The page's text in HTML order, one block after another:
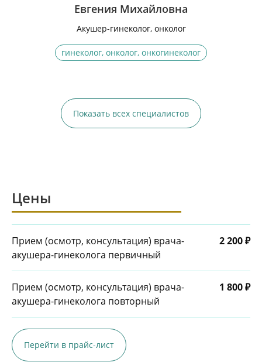
Евгения Михайловна
Акушер-гинеколог, онколог
гинеколог, онколог, онкогинеколог
Показать всех специалистов
Цены
Прием (осмотр, консультация) врача-
акушера-гинеколога первичный
2 200 ₽
Прием (осмотр, консультация) врача-
акушера-гинеколога повторный
1 800 ₽
Перейти в прайс-лист